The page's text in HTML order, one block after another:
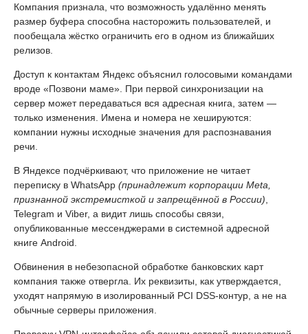
Компания признала, что возможность удалённо менять
размер буфера способна насторожить пользователей, и
пообещала жёстко ограничить его в одном из ближайших
релизов.
Доступ к контактам Яндекс объяснил голосовыми командами
вроде «Позвони маме». При первой синхронизации на
сервер может передаваться вся адресная книга, затем —
только изменения. Имена и номера не хешируются:
компании нужны исходные значения для распознавания
речи.
В Яндексе подчёркивают, что приложение не читает
переписку в WhatsApp (принадлежит корпорации Meta,
признанной экстремисткой и запрещённой в России)
Telegram и Viber, а видит лишь способы связи,
опубликованные мессенджерами в системной адресной
книге Android.
Обвинения в небезопасной обработке банковских карт
компания также отвергла. Их реквизиты, как утверждается,
уходят напрямую в изолированный PCI DSS-контур, а не на
обычные серверы приложения.